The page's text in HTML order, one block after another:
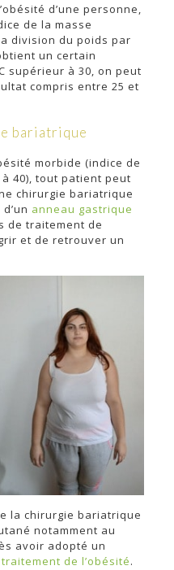
d’une personne,
de la masse
division du poids par
un certain
supérieur à 30, on peut
compris entre 25 et
bariatrique
morbide (indice de
40), tout patient peut
chirurgie bariatrique
anneau gastrique
de traitement de
et de retrouver un
la chirurgie bariatrique
notamment au
avoir adopté un
de l’obésité.